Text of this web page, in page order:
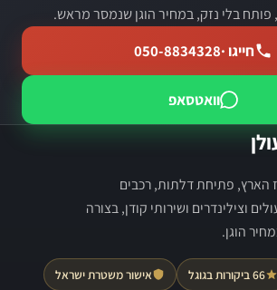
פותח בלי נזק, במחיר הוגן שנמסר מראש.
חייגו ·050-8834328
וואטסאפ
הארץ, פתיחת דלתות, רכבים
וצילינדרים ושירותי קודן, בצורה
הוגן.
66 ביקורות בגוגל אישור משטרת ישראל